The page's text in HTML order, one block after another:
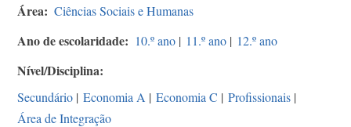
Área Ciências Sociais e Humanas
Ano de escolaridade 10.º ano | 11.º ano | 12.º ano
Nível/Disciplina
Secundário | Economia A | Economia C | Profissionais |
Área de Integração